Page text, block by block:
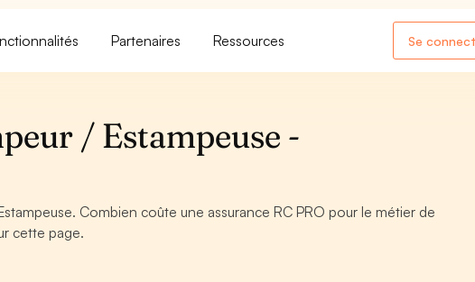
Partenaires Ressources Se
/ Estampeuse -
Combien coûte une assurance RC PRO pour le métier de
cette page.